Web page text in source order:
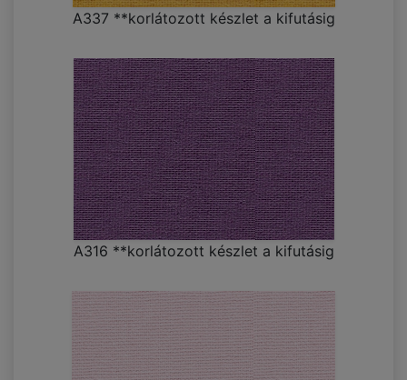
A337 **korlátozott készlet a kifutásig
A316 **korlátozott készlet a kifutásig